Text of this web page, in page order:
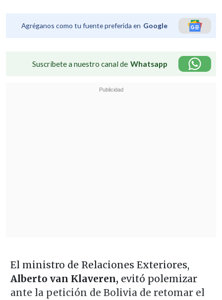
Agréganos como tu fuente preferida en Google
Suscríbete a nuestro canal de Whatsapp
El ministro de Relaciones Exteriores,
Alberto van Klaveren, evitó polemizar
ante la petición de Bolivia de retomar el